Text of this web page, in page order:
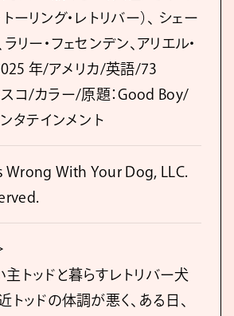
トーリング・レトリバー）、 シェー
ラリー・フェセンデン、アリエル・
年/アメリカ/英語/73
コ/カラー/原題：Good Boy/
タテインメント
With Your Dog, LLC.
トッドと暮らすレトリバー犬
トッドの体調が悪く、ある日、